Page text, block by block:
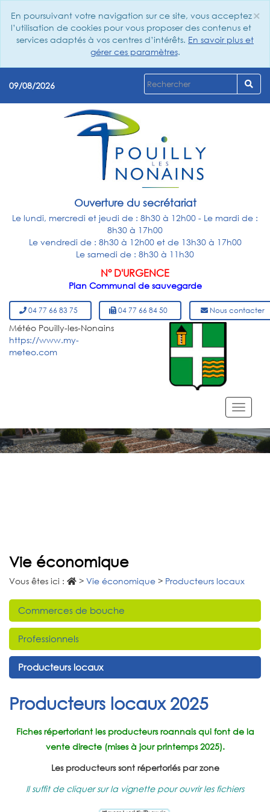
×
En poursuivant votre navigation sur ce site, vous acceptez
l’utilisation de cookies pour vous proposer des contenus et
services adaptés à vos centres d’intérêts. En savoir plus et
gérer ces paramètres.
09/08/2026
Ouverture du secrétariat
Le lundi, mercredi et jeudi de : 8h30 à 12h00 - Le mardi de :
8h30 à 17h00
Le vendredi de : 8h30 à 12h00 et de 13h30 à 17h00
Le samedi de : 8h30 à 11h30
N° D'URGENCE
Plan Communal de sauvegarde
04 77 66 83 75 04 77 66 84 50 Nous contacter
Météo Pouilly-les-Nonains
https://www.my-
meteo.com
Vie économique
Vous êtes ici : > Vie économique > Producteurs locaux
Commerces de bouche
Professionnels
Producteurs locaux
Producteurs locaux 2025
Fiches répertoriant les producteurs roannais qui font de la
vente directe (mises à jour printemps 2025).
Les producteurs sont répertoriés par zone
Il suffit de cliquer sur la vignette pour ouvrir les fichiers